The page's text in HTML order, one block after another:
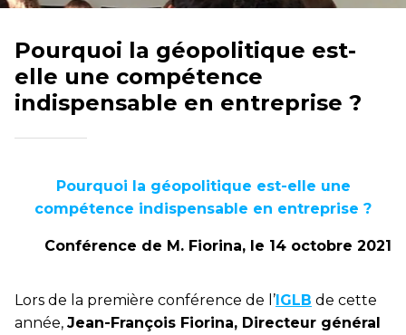
Pourquoi la géopolitique est-
elle une compétence
indispensable en entreprise ?
Pourquoi la géopolitique est-elle une
compétence indispensable en entreprise ?
Conférence de M. Fiorina, le 14 octobre 2021
Lors de la première conférence de l’IGLB de cette
année, Jean-François Fiorina, Directeur général